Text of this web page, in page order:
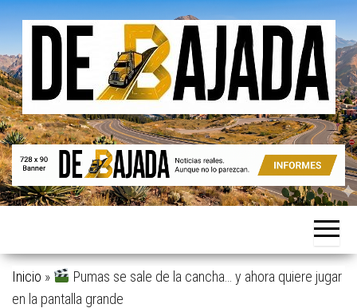
Saltar
contenido
De
Bajada
Noticias
Aunque
parezcan.
Inicio »
Pumas se sale de la cancha… y ahora quiere jugar
en la pantalla grande